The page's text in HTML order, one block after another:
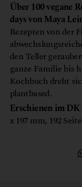
Über 100 vegane
daysvon Maya
Rezepten von der
den Teller
ganze Familie bis
Kochbuch dreht
plantbased.
Erschienen im DK
x 197 mm, 192